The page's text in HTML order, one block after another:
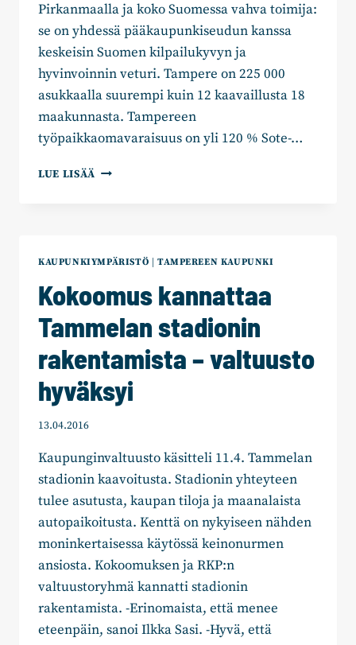
Pirkanmaalla ja koko Suomessa vahva toimija:
se on yhdessä pääkaupunkiseudun kanssa
keskeisin Suomen kilpailukyvyn ja
hyvinvoinnin veturi. Tampere on 225 000
asukkaalla suurempi kuin 12 kaavaillusta 18
maakunnasta. Tampereen
työpaikkaomavaraisuus on yli 120 % Sote-…
LUE LISÄÄ JULKILAUSUMA
ALUEHALLINTO
KAUPUNKISEUDUN
VARAAN
KAUPUNKIYMPÄRISTÖ TAMPEREEN KAUPUNKI
Kokoomus kannattaa
Tammelan stadionin
rakentamista – valtuusto
hyväksyi
13.04.2016
Kaupunginvaltuusto käsitteli 11.4. Tammelan
stadionin kaavoitusta. Stadionin yhteyteen
tulee asutusta, kaupan tiloja ja maanalaista
autopaikoitusta. Kenttä on nykyiseen nähden
moninkertaisessa käytössä keinonurmen
ansiosta. Kokoomuksen ja RKP:n
valtuustoryhmä kannatti stadionin
rakentamista. -Erinomaista, että menee
eteenpäin, sanoi Ilkka Sasi. -Hyvä, että